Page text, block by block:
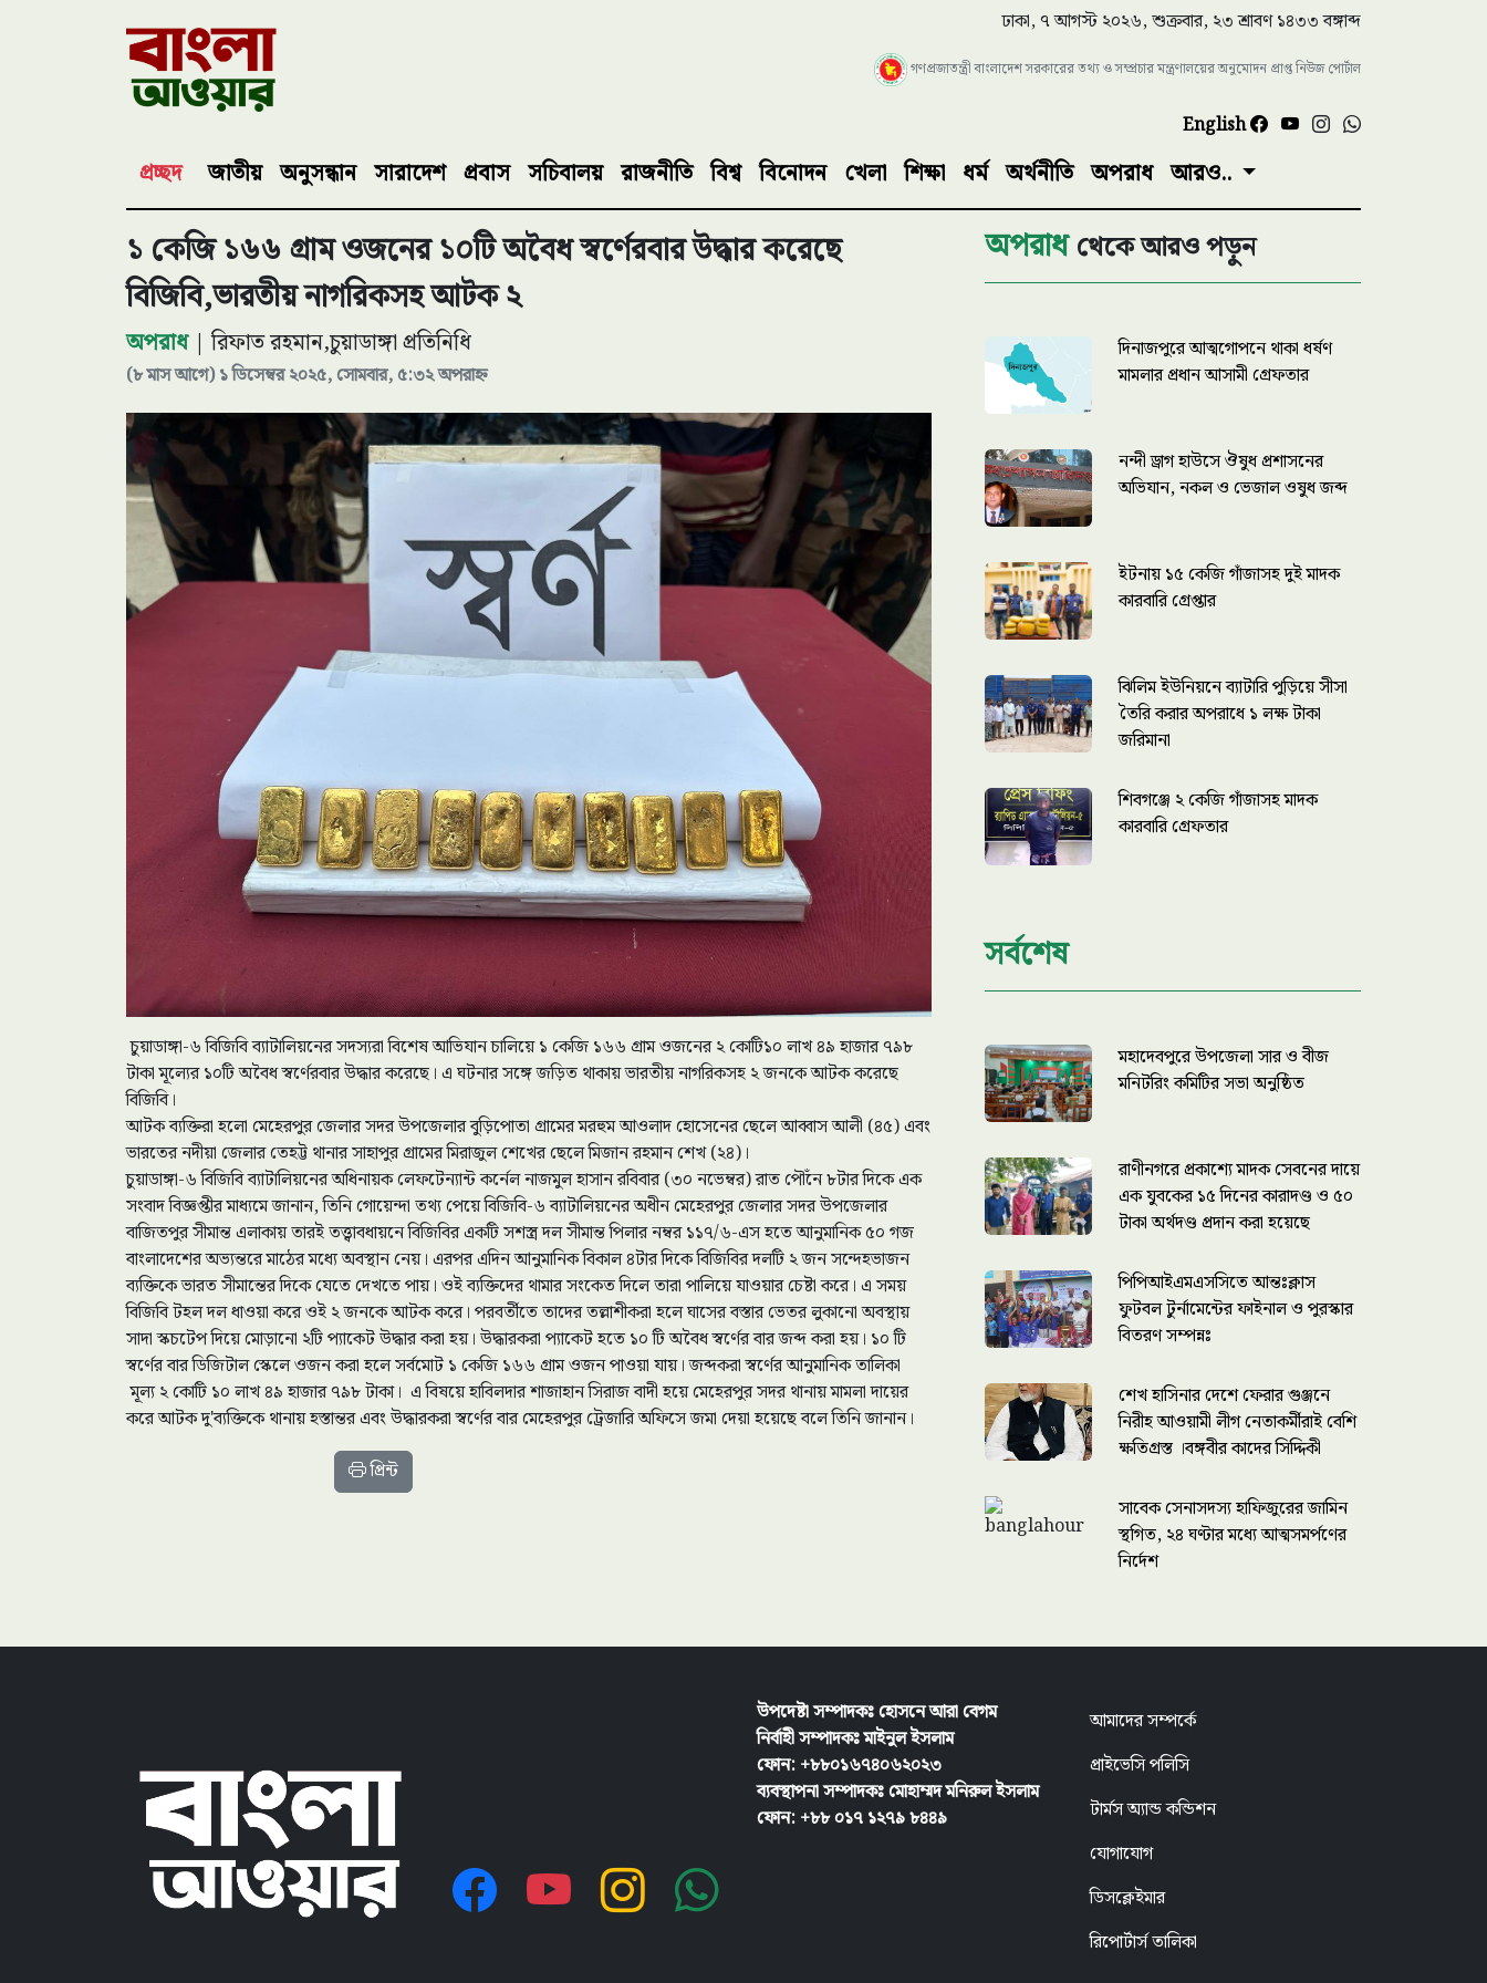
ঢাকা, ৭ আগস্ট ২০২৬, শুক্রবার, ২৩ শ্রাবণ ১৪৩৩ বঙ্গাব্দ
গণপ্রজাতন্ত্রী বাংলাদেশ সরকারের তথ্য ও সম্প্রচার মন্ত্রণালয়ের অনুমোদন প্রাপ্ত নিউজ পোর্টাল
English
প্রচ্ছদ জাতীয় অনুসন্ধান সারাদেশ প্রবাস সচিবালয় রাজনীতি বিশ্ব বিনোদন খেলা শিক্ষা ধর্ম অর্থনীতি অপরাধ আরও..
১ কেজি ১৬৬ গ্রাম ওজনের ১০টি অবৈধ স্বর্ণেরবার উদ্ধার করেছে
বিজিবি,ভারতীয় নাগরিকসহ আটক ২
অপরাধ| রিফাত রহমান,চুয়াডাঙ্গা প্রতিনিধি
(৮ মাস আগে) ১ ডিসেম্বর ২০২৫, সোমবার, ৫:৩২ অপরাহ্ন
চুয়াডাঙ্গা-৬ বিজিবি ব্যাটালিয়নের সদস্যরা বিশেষ আভিযান চালিয়ে ১ কেজি ১৬৬ গ্রাম ওজনের ২ কোটি১০ লাখ ৪৯ হাজার ৭৯৮
টাকা মূল্যের ১০টি অবৈধ স্বর্ণেরবার উদ্ধার করেছে। এ ঘটনার সঙ্গে জড়িত থাকায় ভারতীয় নাগরিকসহ ২ জনকে আটক করেছে
বিজিবি।
আটক ব্যক্তিরা হলো মেহেরপুর জেলার সদর উপজেলার বুড়িপোতা গ্রামের মরহুম আওলাদ হোসেনের ছেলে আব্বাস আলী (৪৫) এবং
ভারতের নদীয়া জেলার তেহট্ট থানার সাহাপুর গ্রামের মিরাজুল শেখের ছেলে মিজান রহমান শেখ (২৪)।
চুয়াডাঙ্গা-৬ বিজিবি ব্যাটালিয়নের অধিনায়ক লেফটেন্যান্ট কর্নেল নাজমুল হাসান রবিবার (৩০ নভেম্বর) রাত পৌঁনে ৮টার দিকে এক
সংবাদ বিজ্ঞপ্তীর মাধ্যমে জানান, তিনি গোয়েন্দা তথ্য পেয়ে বিজিবি-৬ ব্যাটালিয়নের অধীন মেহেরপুর জেলার সদর উপজেলার
বাজিতপুর সীমান্ত এলাকায় তারই তত্ত্বাবধায়নে বিজিবির একটি সশস্ত্র দল সীমান্ত পিলার নম্বর ১১৭/৬-এস হতে আনুমানিক ৫০ গজ
বাংলাদেশের অভ্যন্তরে মাঠের মধ্যে অবস্থান নেয়। এরপর এদিন আনুমানিক বিকাল ৪টার দিকে বিজিবির দলটি ২ জন সন্দেহভাজন
ব্যক্তিকে ভারত সীমান্তের দিকে যেতে দেখতে পায়। ওই ব্যক্তিদের থামার সংকেত দিলে তারা পালিয়ে যাওয়ার চেষ্টা করে। এ সময়
বিজিবি টহল দল ধাওয়া করে ওই ২ জনকে আটক করে। পরবর্তীতে তাদের তল্লাশীকরা হলে ঘাসের বস্তার ভেতর লুকানো অবস্থায়
সাদা স্কচটেপ দিয়ে মোড়ানো ২টি প্যাকেট উদ্ধার করা হয়। উদ্ধারকরা প্যাকেট হতে ১০ টি অবৈধ স্বর্ণের বার জব্দ করা হয়। ১০ টি
স্বর্ণের বার ডিজিটাল স্কেলে ওজন করা হলে সর্বমোট ১ কেজি ১৬৬ গ্রাম ওজন পাওয়া যায়। জব্দকরা স্বর্ণের আনুমানিক তালিকা
মূল্য ২ কোটি ১০ লাখ ৪৯ হাজার ৭৯৮ টাকা। এ বিষয়ে হাবিলদার শাজাহান সিরাজ বাদী হয়ে মেহেরপুর সদর থানায় মামলা দায়ের
করে আটক দু'ব্যক্তিকে থানায় হস্তান্তর এবং উদ্ধারকরা স্বর্ণের বার মেহেরপুর ট্রেজারি অফিসে জমা দেয়া হয়েছে বলে তিনি জানান।
প্রিন্ট
অপরাধথেকে আরও পড়ুন
দিনাজপুরে আত্মগোপনে থাকা ধর্ষণ
মামলার প্রধান আসামী গ্রেফতার
নন্দী ড্রাগ হাউসে ঔষুধ প্রশাসনের
অভিযান, নকল ও ভেজাল ওষুধ জব্দ
ইটনায় ১৫ কেজি গাঁজাসহ দুই মাদক
কারবারি গ্রেপ্তার
ঝিলিম ইউনিয়নে ব্যাটারি পুড়িয়ে সীসা
তৈরি করার অপরাধে ১ লক্ষ টাকা
জরিমানা
শিবগঞ্জে ২ কেজি গাঁজাসহ মাদক
কারবারি গ্রেফতার
সর্বশেষ
মহাদেবপুরে উপজেলা সার ও বীজ
মনিটরিং কমিটির সভা অনুষ্ঠিত
রাণীনগরে প্রকাশ্যে মাদক সেবনের দায়ে
এক যুবকের ১৫ দিনের কারাদণ্ড ও ৫০
টাকা অর্থদণ্ড প্রদান করা হয়েছে
পিপিআইএমএসসিতে আন্তঃক্লাস
ফুটবল টুর্নামেন্টের ফাইনাল ও পুরস্কার
বিতরণ সম্পন্নঃ
শেখ হাসিনার দেশে ফেরার গুঞ্জনে
নিরীহ আওয়ামী লীগ নেতাকর্মীরাই বেশি
ক্ষতিগ্রস্ত ।বঙ্গবীর কাদের সিদ্দিকী
সাবেক সেনাসদস্য হাফিজুরের জামিন
স্থগিত, ২৪ ঘণ্টার মধ্যে আত্মসমর্পণের
নির্দেশ
উপদেষ্টা সম্পাদকঃ হোসনে আরা বেগম
নির্বাহী সম্পাদকঃমাইনুল ইসলাম
ফোন: +৮৮০১৬৭৪০৬২০২৩
ব্যবস্থাপনা সম্পাদকঃ মোহাম্মদ মনিরুল ইসলাম
ফোন: +৮৮ ০১৭ ১২৭৯ ৮৪৪৯
আমাদের সম্পর্কে
প্রাইভেসি পলিসি
টার্মস অ্যান্ড কন্ডিশন
যোগাযোগ
ডিসক্লেইমার
রিপোর্টার্স তালিকা